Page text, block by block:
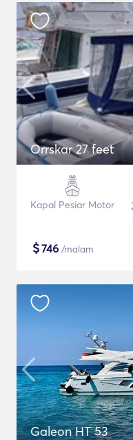
Orrskar 27 feet
Kapal Pesiar Motor
$746 /malam
Galeon HT 53